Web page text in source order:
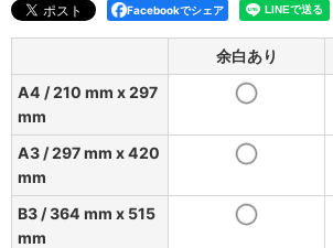
Facebookでシェア
余白あり
A4 / 210 mm x 297
mm
A3 / 297 mm x 420
mm
B3 / 364 mm x 515
mm